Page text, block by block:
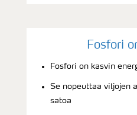
Fosfori
Fosfori on kasvin
Se nopeuttaa viljojen
satoa